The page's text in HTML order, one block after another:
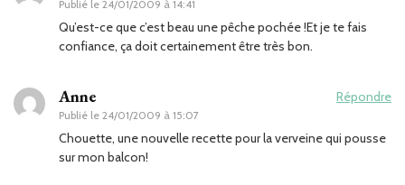
Publié le 24/01/2009 à 14:41
Qu’est-ce que c’est beau une pêche pochée !Et je te fais
confiance, ça doit certainement être très bon.
Anne
Publié le 24/01/2009 à 15:07
Répondre
Chouette, une nouvelle recette pour la verveine qui pousse
sur mon balcon!